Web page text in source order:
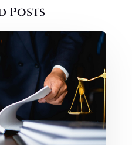
Posts